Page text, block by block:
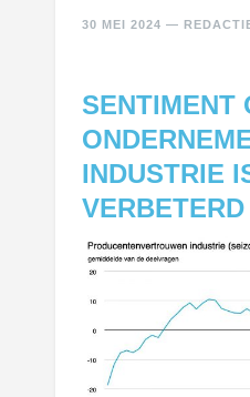
30 MEI 2024 —
SENTIMENT
INDUSTRIE
VERBETERD